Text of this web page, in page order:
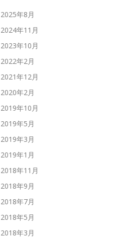
2025年8月
2024年11月
2023年10月
2022年2月
2021年12月
2020年2月
2019年10月
2019年5月
2019年3月
2019年1月
2018年11月
2018年9月
2018年7月
2018年5月
2018年3月